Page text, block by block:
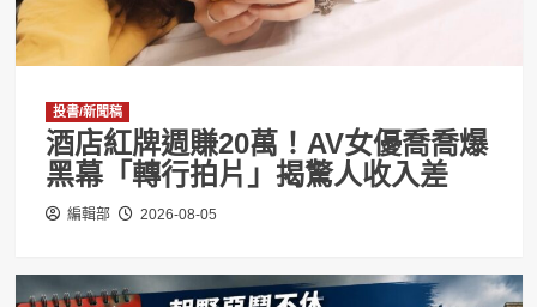
投書/新聞稿
酒店紅牌週賺20萬！AV女優喬喬爆
黑幕「轉行拍片」揭驚人收入差
編輯部 2026-08-05